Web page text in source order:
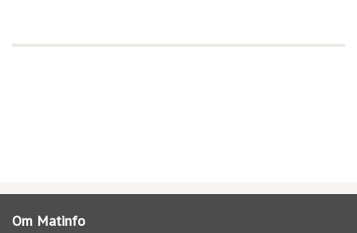
Om Matinfo